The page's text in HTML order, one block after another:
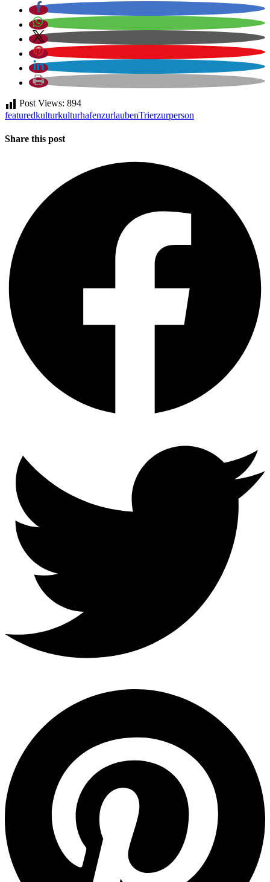
Post Views: 894
featuredkulturkulturhafenzurlaubenTrierzurperson
Share this post